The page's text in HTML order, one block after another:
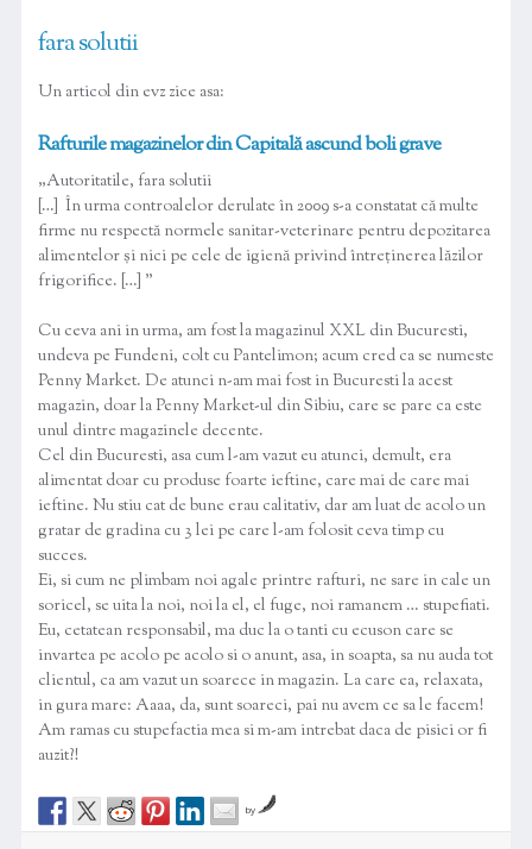
fara solutii
Un articol din evz zice asa:
Rafturile magazinelor din Capitală ascund boli grave
„Autoritatile, fara solutii
[…] În urma controalelor derulate în 2009 s-a constatat că multe
firme nu respectă normele sanitar-veterinare pentru depozitarea
alimentelor şi nici pe cele de igienă privind întreţinerea lăzilor
frigorifice. […] ”
Cu ceva ani in urma, am fost la magazinul XXL din Bucuresti,
undeva pe Fundeni, colt cu Pantelimon; acum cred ca se numeste
Penny Market. De atunci n-am mai fost in Bucuresti la acest
magazin, doar la Penny Market-ul din Sibiu, care se pare ca este
unul dintre magazinele decente.
Cel din Bucuresti, asa cum l-am vazut eu atunci, demult, era
alimentat doar cu produse foarte ieftine, care mai de care mai
ieftine. Nu stiu cat de bune erau calitativ, dar am luat de acolo un
gratar de gradina cu 3 lei pe care l-am folosit ceva timp cu
succes.
Ei, si cum ne plimbam noi agale printre rafturi, ne sare in cale un
soricel, se uita la noi, noi la el, el fuge, noi ramanem … stupefiati.
Eu, cetatean responsabil, ma duc la o tanti cu ecuson care se
invartea pe acolo pe acolo si o anunt, asa, in soapta, sa nu auda tot
clientul, ca am vazut un soarece in magazin. La care ea, relaxata,
in gura mare: Aaaa, da, sunt soareci, pai nu avem ce sa le facem!
Am ramas cu stupefactia mea si m-am intrebat daca de pisici or fi
auzit?!
by